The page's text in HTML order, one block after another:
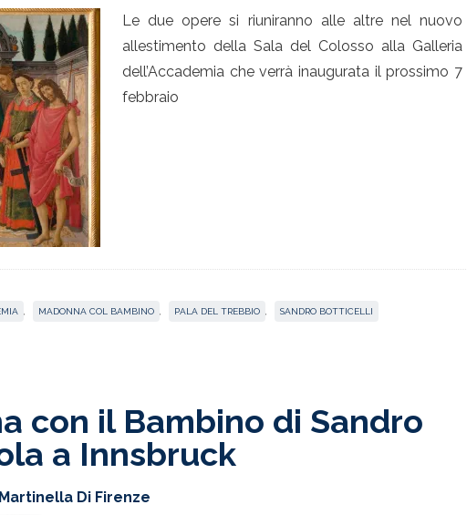
Le due opere si riuniranno alle altre nel nuovo
allestimento della Sala del Colosso alla Galleria
dell’Accademia che verrà inaugurata il prossimo 7
febbraio
MADONNA COL BAMBINO PALA DEL TREBBIO SANDRO BOTTICELLI
con il Bambino di Sandro
a Innsbruck
Di Firenze